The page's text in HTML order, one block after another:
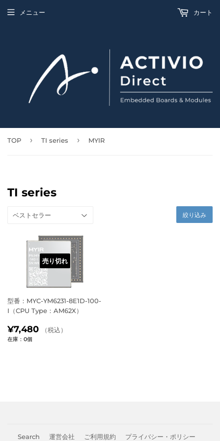
メニュー カート
TOP › TI series › MYIR
TI series
絞り込み
売り切れ
型番：MYC-YM6231-8E1D-100-
I（CPU Type：AM62X）
通
常
¥7,480 （税込）
在庫：0個
Search 運営会社 ご利用規約 プライバシー・ポリシー